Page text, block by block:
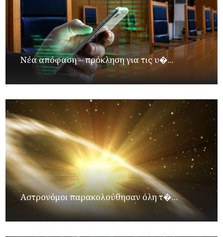
Νέα απόφαση – πρόκληση για τις υ�...
Αστρονόμοι παρακολούθησαν όλη τ�...